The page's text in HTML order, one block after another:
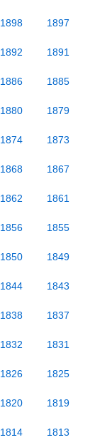
1898 1897
1892 1891
1886 1885
1880 1879
1874 1873
1868 1867
1862 1861
1856 1855
1850 1849
1844 1843
1838 1837
1832 1831
1826 1825
1820 1819
1814 1813